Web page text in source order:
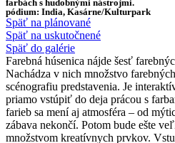
farbách s hudobnými nástrojmi.
pódium: India, Kasárne/Kulturpark
Späť na plánované
Späť na uskutočnené
Späť do galérie
Farebná húsenica nájde šesť
Nachádza v nich množstvo
scénografiu predstavenia. Je
priamo vstúpiť do deja prácou s
farieb sa mení aj atmosféra – od
zábava nekončí. Potom bude ešte
množstvom kreatívnych prvkov.